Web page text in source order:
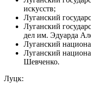
искусств;
Луганский
Луганский
дел им. Эдуарда
Луганский
Луганский
Шевченко.
Луцк: